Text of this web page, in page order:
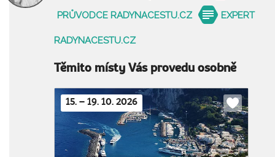
PRŮVODCE RADYNACESTU.CZ EXPERT
RADYNACESTU.CZ
Těmito místy Vás provedu osobně
15. – 19. 10. 2026
Do
oblíbených